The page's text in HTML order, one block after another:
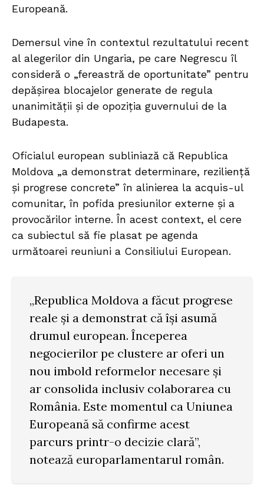
Europeană.
Demersul vine în contextul rezultatului recent
al alegerilor din Ungaria, pe care Negrescu îl
consideră o „fereastră de oportunitate” pentru
depășirea blocajelor generate de regula
unanimității și de opoziția guvernului de la
Budapesta.
Oficialul european subliniază că Republica
Moldova „a demonstrat determinare, reziliență
și progrese concrete” în alinierea la acquis-ul
comunitar, în pofida presiunilor externe și a
provocărilor interne. În acest context, el cere
ca subiectul să fie plasat pe agenda
următoarei reuniuni a Consiliului European.
„Republica Moldova a făcut progrese
reale și a demonstrat că își asumă
drumul european. Începerea
negocierilor pe clustere ar oferi un
nou imbold reformelor necesare și
ar consolida inclusiv colaborarea cu
România. Este momentul ca Uniunea
Europeană să confirme acest
parcurs printr-o decizie clară”,
notează europarlamentarul român.